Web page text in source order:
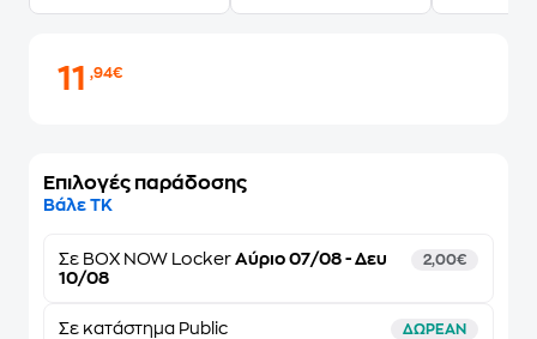
11,94€
Επιλογές παράδοσης
Βάλε ΤΚ
Σε BOX NOW Locker Αύριο 07/08 - Δευ
10/08
2,00€
Σε κατάστημα Public ΔΩΡΕΑΝ